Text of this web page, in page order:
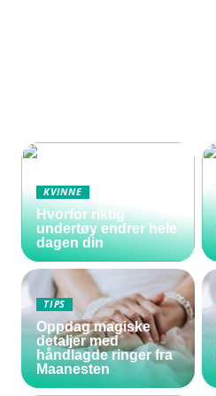
KVINNE
Hvorfor riktig
undertøy endrer hele
dagen din
TIPS
Oppdag magiske
detaljer med
håndlagde ringer fra
Maanesten